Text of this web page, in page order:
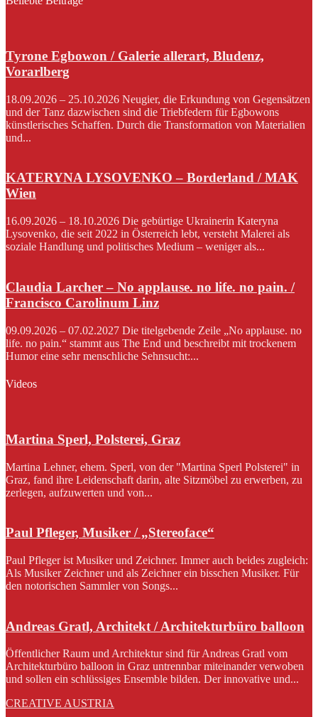
Tyrone Egbowon / Galerie allerart, Bludenz,
Vorarlberg
18.09.2026 – 25.10.2026 Neugier, die Erkundung von Gegensätzen
und der Tanz dazwischen sind die Triebfedern für Egbowons
künstlerisches Schaffen. Durch die Transformation von Materialien
und...
KATERYNA LYSOVENKO – Borderland / MAK
Wien
16.09.2026 – 18.10.2026 Die gebürtige Ukrainerin Kateryna
Lysovenko, die seit 2022 in Österreich lebt, versteht Malerei als
soziale Handlung und politisches Medium – weniger als...
Claudia Larcher – No applause. no life. no pain. /
Francisco Carolinum Linz
09.09.2026 – 07.02.2027 Die titelgebende Zeile „No applause. no
life. no pain.“ stammt aus The End und beschreibt mit trockenem
Humor eine sehr menschliche Sehnsucht:...
Videos
Martina Sperl, Polsterei, Graz
Martina Lehner, ehem. Sperl, von der "Martina Sperl Polsterei" in
Graz, fand ihre Leidenschaft darin, alte Sitzmöbel zu erwerben, zu
zerlegen, aufzuwerten und von...
Paul Pfleger, Musiker / „Stereoface“
Paul Pfleger ist Musiker und Zeichner. Immer auch beides zugleich:
Als Musiker Zeichner und als Zeichner ein bisschen Musiker. Für
den notorischen Sammler von Songs...
Andreas Gratl, Architekt / Architekturbüro balloon
Öffentlicher Raum und Architektur sind für Andreas Gratl vom
Architekturbüro balloon in Graz untrennbar miteinander verwoben
und sollen ein schlüssiges Ensemble bilden. Der innovative und...
CREATIVE AUSTRIA